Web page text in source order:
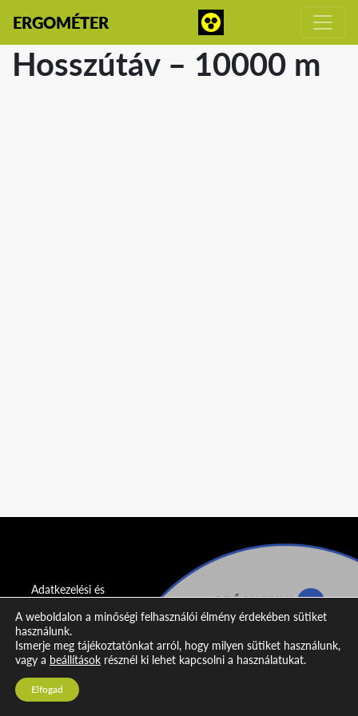
ERGOMÉTER
Hosszútáv – 10000 m
Adatkezelési és
nyilatkozat
Impresszum
Kapcsolat
A weboldalon a minőségi felhasználói élmény érdekében sütiket
használunk.
Ismerje meg tájékoztatónkat arról, hogy milyen sütiket használunk,
vagy a beállítások résznél ki lehet kapcsolni a használatukat.
Elfogad